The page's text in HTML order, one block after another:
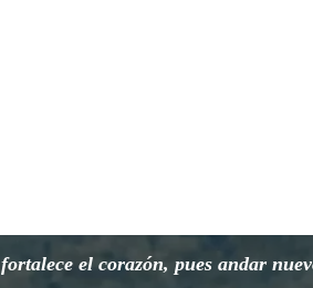
el corazón, pues andar